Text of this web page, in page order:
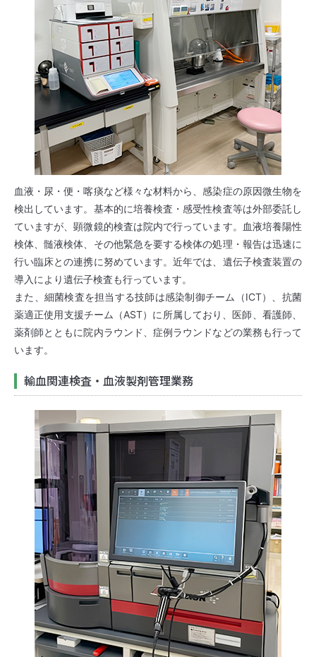
血液・尿・便・喀痰など様々な材料から、感染症の原因微生物を
検出しています。基本的に培養検査・感受性検査等は外部委託し
ていますが、顕微鏡的検査は院内で行っています。血液培養陽性
検体、髄液検体、その他緊急を要する検体の処理・報告は迅速に
行い臨床との連携に努めています。近年では、遺伝子検査装置の
導入により遺伝子検査も行っています。
また、細菌検査を担当する技師は感染制御チーム（ICT）、抗菌
薬適正使用支援チーム（AST）に所属しており、医師、看護師、
薬剤師とともに院内ラウンド、症例ラウンドなどの業務も行って
います。
輸血関連検査・血液製剤管理業務